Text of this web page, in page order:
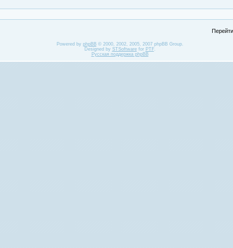
Powered by phpBB© 2000, 2002, 2005, 2007 phpBB Group.
Designed by STSoftwarefor PTF.
Русская поддержка phpBB